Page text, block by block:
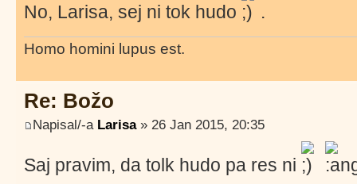
No, Larisa, sej ni tok hudo .
Homo homini lupus est.
Re: Božo
Napisal/-a Larisa» 26 Jan 2015, 20:35
Saj pravim, da tolk hudo pa res ni